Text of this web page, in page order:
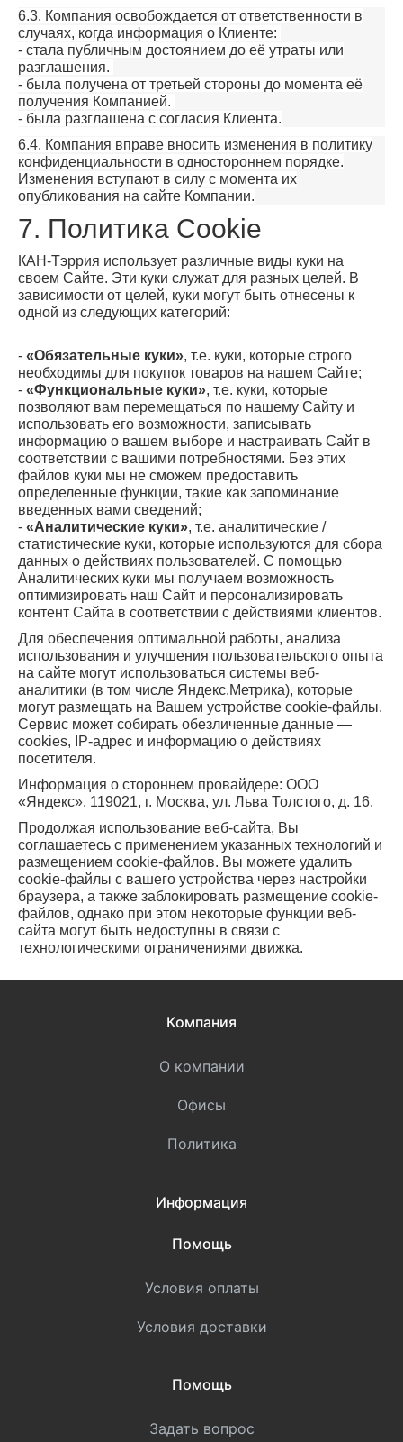
6.3. Компания освобождается от ответственности в
случаях, когда информация о Клиенте:
- стала публичным достоянием до её утраты или
разглашения.
- была получена от третьей стороны до момента её
получения Компанией.
- была разглашена с согласия Клиента.
6.4. Компания вправе вносить изменения в политику
конфиденциальности в одностороннем порядке.
Изменения вступают в силу с момента их
опубликования на сайте Компании.
7. Политика Cookie
КАН-Тэррия использует различные виды куки на
своем Сайте. Эти куки служат для разных целей. В
зависимости от целей, куки могут быть отнесены к
одной из следующих категорий:
- «Обязательные куки», т.е. куки, которые строго
необходимы для покупок товаров на нашем Сайте;
- «Функциональные куки», т.е. куки, которые
позволяют вам перемещаться по нашему Сайту и
использовать его возможности, записывать
информацию о вашем выборе и настраивать Сайт в
соответствии с вашими потребностями. Без этих
файлов куки мы не сможем предоставить
определенные функции, такие как запоминание
введенных вами сведений;
- «Аналитические куки», т.е. аналитические /
статистические куки, которые используются для сбора
данных о действиях пользователей. С помощью
Аналитических куки мы получаем возможность
оптимизировать наш Сайт и персонализировать
контент Сайта в соответствии с действиями клиентов.
Для обеспечения оптимальной работы, анализа
использования и улучшения пользовательского опыта
на сайте могут использоваться системы веб-
аналитики (в том числе Яндекс.Метрика), которые
могут размещать на Вашем устройстве cookie-файлы.
Сервис может собирать обезличенные данные —
cookies, IP-адрес и информацию о действиях
посетителя.
Информация о стороннем провайдере: ООО
«Яндекс», 119021, г. Москва, ул. Льва Толстого, д. 16.
Продолжая использование веб-сайта, Вы
соглашаетесь с применением указанных технологий и
размещением cookie-файлов. Вы можете удалить
cookie-файлы с вашего устройства через настройки
браузера, а также заблокировать размещение cookie-
файлов, однако при этом некоторые функции веб-
сайта могут быть недоступны в связи с
технологическими ограничениями движка.
Компания
О компании
Офисы
Политика
Информация
Помощь
Условия оплаты
Условия доставки
Помощь
Задать вопрос